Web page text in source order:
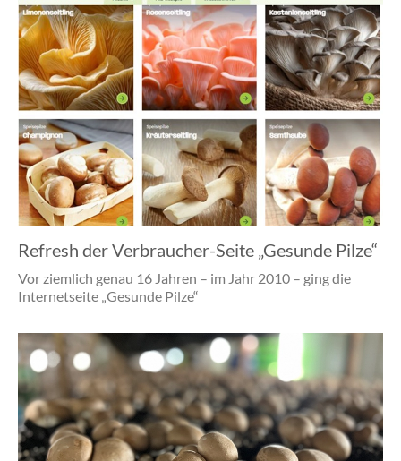
Refresh der Verbraucher-Seite „Gesunde Pilze“
Vor ziemlich genau 16 Jahren – im Jahr 2010 – ging die
Internetseite „Gesunde Pilze“